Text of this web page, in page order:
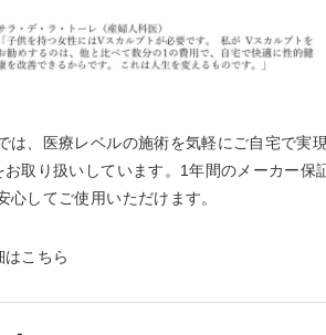
は、医療レベルの施術を気軽にご自宅で実
お取り扱いしています。1年間のメーカー保
心してご使用いただけます。
こちら